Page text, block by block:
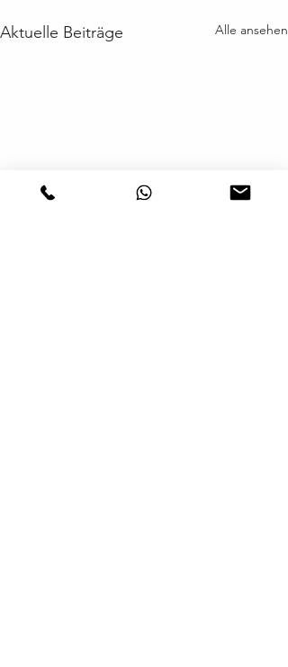
Aktuelle Beiträge Alle ansehen